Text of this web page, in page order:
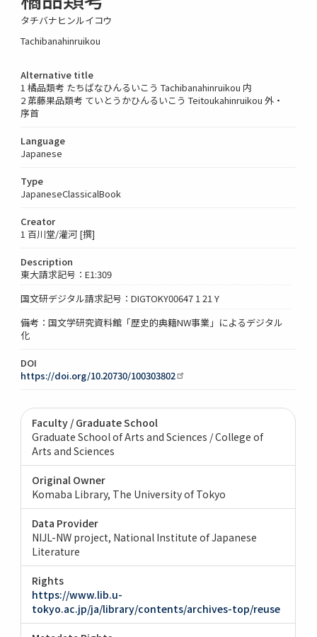
タチバナヒンルイコウ
Tachibanahinruikou
Alternative title
1 橘品類考 たちばなひんるいこう Tachibanahinruikou 内
2 苐藤果品類考 ていとうかひんるいこう Teitoukahinruikou 外・
序首
Language
Japanese
Type
JapaneseClassicalBook
Creator
1 百川堂/灌河 [撰]
Description
東大請求記号：E1:309
国文研デジタル請求記号：DIGTOKY00647 1 21 Y
備考：国文学研究資料館「歴史的典籍NW事業」によるデジタル
化
DOI
https://doi.org/10.20730/100303802
Faculty / Graduate School
Graduate School of Arts and Sciences / College of
Arts and Sciences
Original Owner
Komaba Library, The University of Tokyo
Data Provider
NIJL-NW project, National Institute of Japanese
Literature
Rights
https://www.lib.u-
tokyo.ac.jp/ja/library/contents/archives-top/reuse